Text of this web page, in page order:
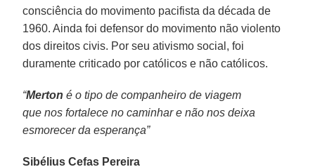
consciência do movimento pacifista da década de
1960. Ainda foi defensor do movimento não violento
dos direitos civis. Por seu ativismo social, foi
duramente criticado por católicos e não católicos.
“Merton é o tipo de companheiro de viagem
que nos fortalece no caminhar e não nos deixa
esmorecer da esperança”
Sibélius Cefas Pereira